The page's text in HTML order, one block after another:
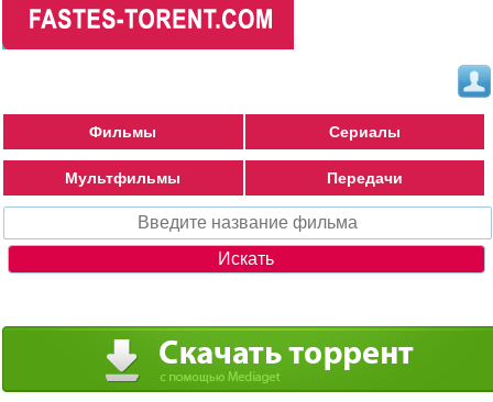
Фильмы Сериалы
Мультфильмы Передачи